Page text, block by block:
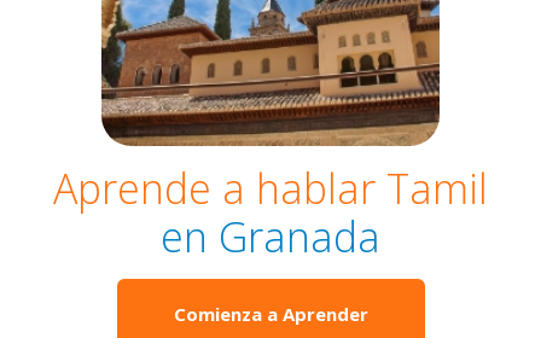
Aprende a hablar Tamil
en Granada
Comienza a Aprender